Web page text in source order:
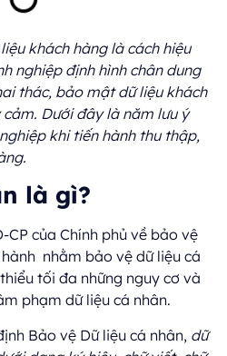
khách hàng là cách hiệu
nghiệp định hình chân dung
thác, bảo mật dữ liệu khách
Dưới đây là năm lưu ý
khi tiến hành thu thập,
là gì?
của Chính phủ về bảo vệ
nhằm bảo vệ dữ liệu cá
tối đa những nguy cơ và
phạm dữ liệu cá nhân.
Bảo vệ Dữ liệu cá nhân, dữ